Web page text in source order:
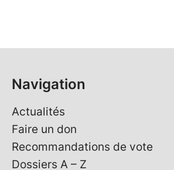
Navigation
Actualités
Faire un don
Recommandations de vote
Dossiers A – Z